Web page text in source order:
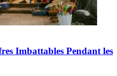
Imbattables Pendant les